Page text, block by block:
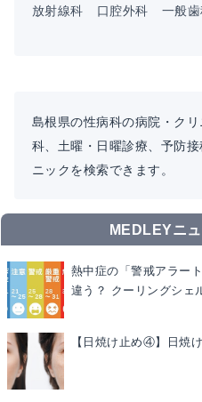
放射線科
口腔外科 一般
島根県の性病科の病院・ク
科、土曜・日曜診療、予防
ニックを検索できます。
MEDLEYニ
熱中症の「警戒アラー
違う？ クーリングシェ
【日焼け止め④】日焼